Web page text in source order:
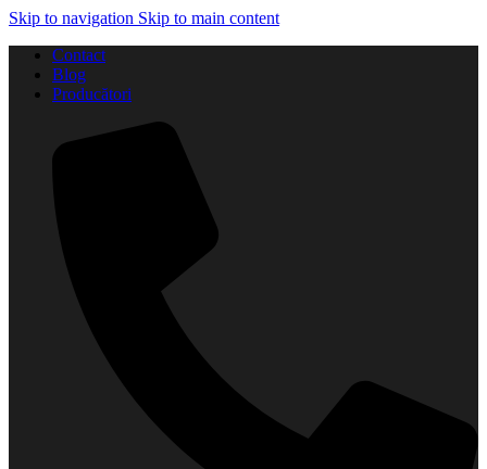
Skip to navigation Skip to main content
Contact
Blog
Producători